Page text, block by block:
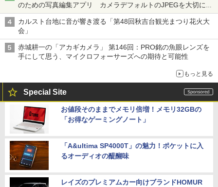
のための写真編集アプリ カメラデフォルトのJPEGを大切にす
る「Filmator」
カルスト台地に音が響き渡る「第48回秋吉台観光まつり花火大
会」
赤城耕一の「アカギカメラ」 第146回：PRO銘の魚眼レンズを
手にして思う、マイクロフォーサーズへの期待と可能性
もっと見る
Special Site
お値段そのままでメモリ倍増！メモリ32GBの
「お得なゲーミングノート」
「A&ultima SP4000T」の魅力！ポケットに入
るオーディオの醍醐味
レイズのプレミアムカー向けブランドHOMUR